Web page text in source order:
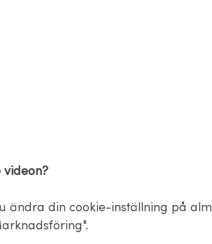
videon?
ändra din cookie-inställning på